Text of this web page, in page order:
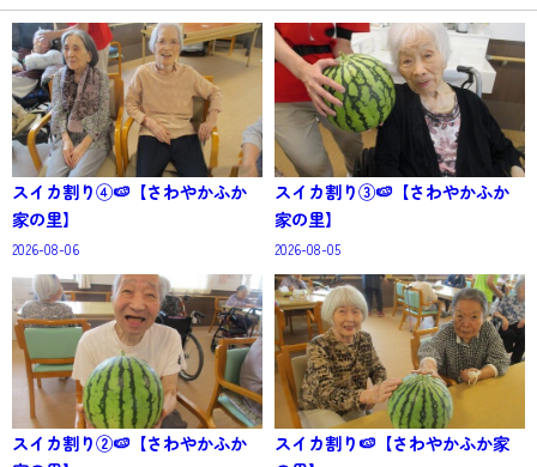
スイカ割り④🍉【さわやかふか
家の里】
2026-08-06
スイカ割り③🍉【さわやかふか
家の里】
2026-08-05
スイカ割り②🍉【さわやかふか
スイカ割り🍉【さわやかふか家